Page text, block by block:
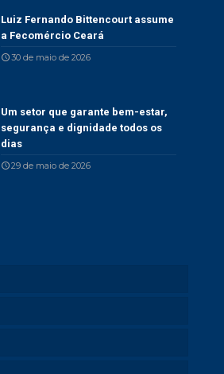
Luiz Fernando Bittencourt assume
a Fecomércio Ceará
30 de maio de 2026
Um setor que garante bem-estar,
segurança e dignidade todos os
dias
29 de maio de 2026